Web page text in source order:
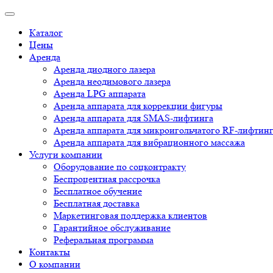
Каталог
Цены
Аренда
Аренда диодного лазера
Аренда неодимового лазера
Аренда LPG аппарата
Аренда аппарата для коррекции фигуры
Аренда аппарата для SMAS-лифтинга
Аренда аппарата для микроигольчатого RF-
Аренда аппарата для вибрационного массажа
Услуги компании
Оборудование по соцконтракту
Беспроцентная рассрочка
Бесплатное обучение
Бесплатная доставка
Маркетинговая поддержка клиентов
Гарантийное обслуживание
Реферальная программа
Контакты
О компании